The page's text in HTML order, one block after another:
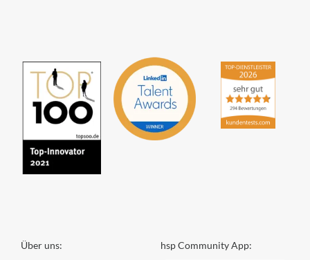
Über uns: hsp Community App: